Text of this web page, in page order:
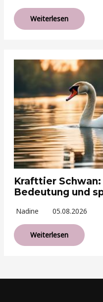
Weiterlesen
Krafttier
Bedeutung und
Nadine 05.08.2026
Weiterlesen